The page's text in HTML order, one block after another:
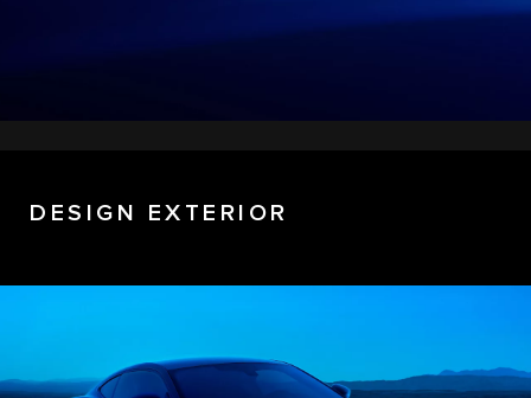
DESIGN EXTERIOR